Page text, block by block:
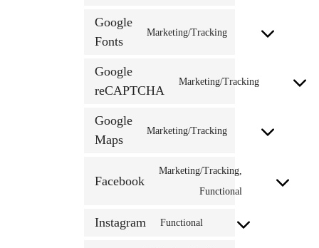
service
Google
Fonts
Marketing/TrackingConsent
Google
reCAPTCHA
Marketing/TrackingConsent
Google
Maps
Marketing/TrackingConsent
service
google-
Facebook
Marketing/Tracking,
Functional
service
Instagram FunctionalConsent